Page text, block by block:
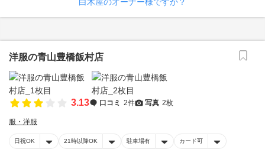
洋服の青山豊橋飯村店
3.13 口コミ 2件 写真 2枚
服・洋服
日祝OK 21時以降OK 駐車場有 カード可